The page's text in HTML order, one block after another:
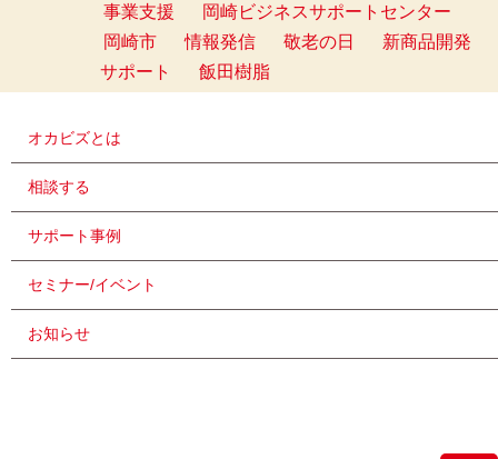
事業支援
岡崎ビジネスサポートセンター
岡崎市
情報発信 敬老の日
新商品開発
サポート
飯田樹脂
オカビズとは
相談する
サポート事例
セミナー/イベント
お知らせ